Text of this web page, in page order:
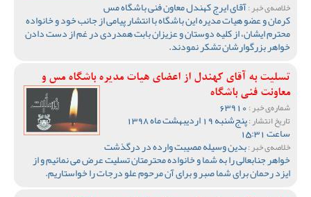
خلاصه‌ی خبر :آقای ایرج کهندل معاون فنی باشگاه مس
کرمان و عضو هیات مدیره این باشگاه با انتشار پیامی از جانب خود و خانواده
محترم ایشان، از کلیه دوستان و عزیزان بابت همدردی در غم از دست دادن
خواهر بزرگوارشان تشکر نمودند.
تسلیت به آقای کهندل از اعضای هیات مدیره باشگاه مس و
معاونت فنی باشگاه
شماره‌ی خبر :
تاریخ انتشار : پنج‌شنبه 19 اردیبهشت ماه 1398
ساعت 15:31
خلاصه‌ی خبر :بدین وسیله مصیبت وارده در درگذشت
خواهر جنابعالی را به شما و خانواده محترمتان تسلیت عرض می نمائیم و از
ایزد رحمان برای شما صبر و برای آن مرحوم علو درجات را خواستاریم.